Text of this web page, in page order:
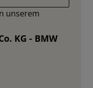
unserem
KG - BMW